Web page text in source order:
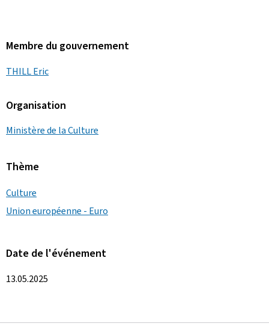
Membre du gouvernement
THILL Eric
Organisation
Ministère de la Culture
Thème
Culture
Union européenne - Euro
Date de l'événement
13.05.2025